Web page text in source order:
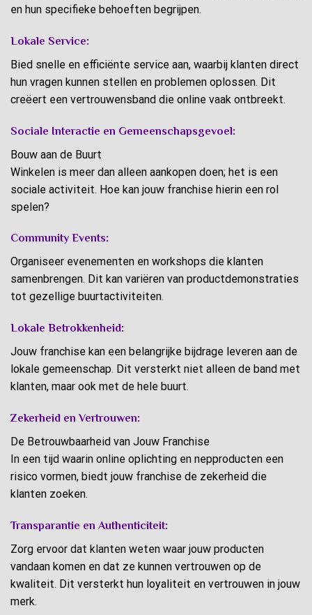
en hun specifieke behoeften begrijpen.
Lokale Service:
Bied snelle en efficiënte service aan, waarbij klanten direct
hun vragen kunnen stellen en problemen oplossen. Dit
creëert een vertrouwensband die online vaak ontbreekt.
Sociale Interactie en Gemeenschapsgevoel:
Bouw aan de Buurt
Winkelen is meer dan alleen aankopen doen; het is een
sociale activiteit. Hoe kan jouw franchise hierin een rol
spelen?
Community Events:
Organiseer evenementen en workshops die klanten
samenbrengen. Dit kan variëren van productdemonstraties
tot gezellige buurtactiviteiten.
Lokale Betrokkenheid:
Jouw franchise kan een belangrijke bijdrage leveren aan de
lokale gemeenschap. Dit versterkt niet alleen de band met
klanten, maar ook met de hele buurt.
Zekerheid en Vertrouwen:
De Betrouwbaarheid van Jouw Franchise
In een tijd waarin online oplichting en nepproducten een
risico vormen, biedt jouw franchise de zekerheid die
klanten zoeken.
Transparantie en Authenticiteit:
Zorg ervoor dat klanten weten waar jouw producten
vandaan komen en dat ze kunnen vertrouwen op de
kwaliteit. Dit versterkt hun loyaliteit en vertrouwen in jouw
merk.